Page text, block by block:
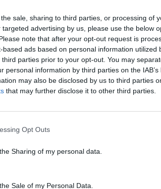
sale, sharing to third parties, or processing of
advertising by us, please use the below
note that after your opt-out request is
ads based on personal information utilized
parties prior to your opt-out. You may
personal information by third parties on the
may also be disclosed by us to third parties
that may further disclose it to other third parties.
Opt Outs
Sharing of my personal data.
Sale of my Personal Data.
ΣΠΕΦ
ESG
ΣΠΕΦ: Επιστολή για
ΛΑΓΗΕ
07/01/2014 - 02:00